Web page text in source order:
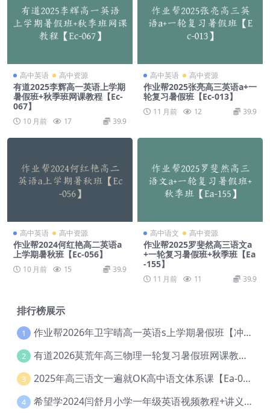
高中英语 高中资源
有道2025李辉高一英语上学期
暑假班+秋季班网课教程【Ec-
067】
10 月前 17 39.9
高中英语 高中资源
作业帮2025张亮高三英语a+一
轮复习暑假班【Ec-013】
11 月前 12 39.9
高中英语 高中资源
作业帮2024何红艳高二英语a
上学期暑秋班【Ec-056】
10 月前 15 39.9
高中语文 高中资源
作业帮2025罗斐然高三语文a
+一轮复习暑假班+秋季班【Ea
-155】
11 月前 11 39.9
排行榜展示
1 作业帮2026年卫宇晴高一英语s上学期暑假班【冲顶班】【Ec-003】
2 有道2026莫荒年高三物理一轮复习暑假班网课教程【Ef-044】
3 2025年高三语文一遍就OK高中语文体系课【Ea-028】
4 希望学2024闫舒月小学一年级英语视频教程+讲义【Cc-004】